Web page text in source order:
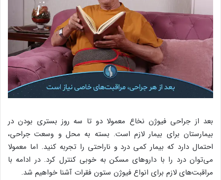
بعد از جراحی فیوژن نخاع معمولا دو تا سه روز بستری بودن در
بیمارستان برای بیمار لازم است. بسته به محل و وسعت جراحی،
احتمال دارد که بیمار کمی درد و ناراحتی را تجربه کنید. اما معمولا
می‌توان درد را با داروهای مسکن به خوبی کنترل کرد. در ادامه با
مراقبت‌های لازم برای انواع فیوژن ستون فقرات آشنا خواهیم شد.